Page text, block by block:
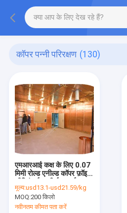
कॉपर पन्नी परिरक्षण (130)
एमआरआई कक्ष के लिए 0.07
मिमी रोल्ड एनील्ड कॉपर फ़ॉइल
आरएफ शील्ड
मूल्य:usd13.1-usd21.59/kg
MOQ:200 किलो
नवीनतम कीमत पता करें